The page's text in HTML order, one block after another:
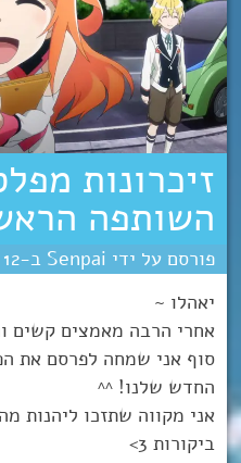
השותפה
Senpai
12
יאהלו ~
אחרי הרבה מאמצים קשים
סוף אני שמחה לפרסם את
החדש שלנו! ^^
אני מקווה שתזכו ליהנות
ביקורות 3>